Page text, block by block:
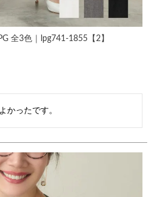
全3色｜lpg741-1855【2】
かったです。